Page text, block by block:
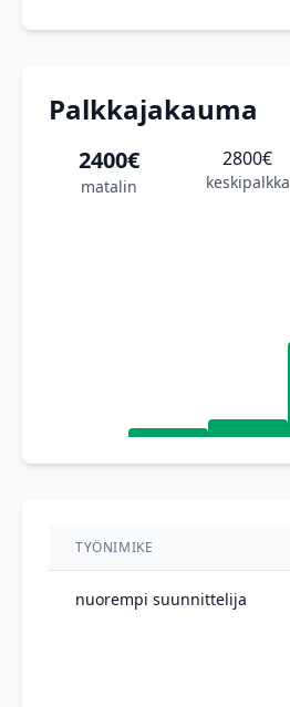
Palkkajakauma
2400€
matalin
2800€
keskipalkka
TYÖNIMIKE
nuorempi suunnittelija